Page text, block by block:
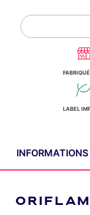
LABEL
INFORMATIONS